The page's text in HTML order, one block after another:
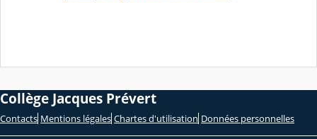
Collège Jacques Prévert
Contacts Mentions légales Chartes d'utilisation Données personnelles